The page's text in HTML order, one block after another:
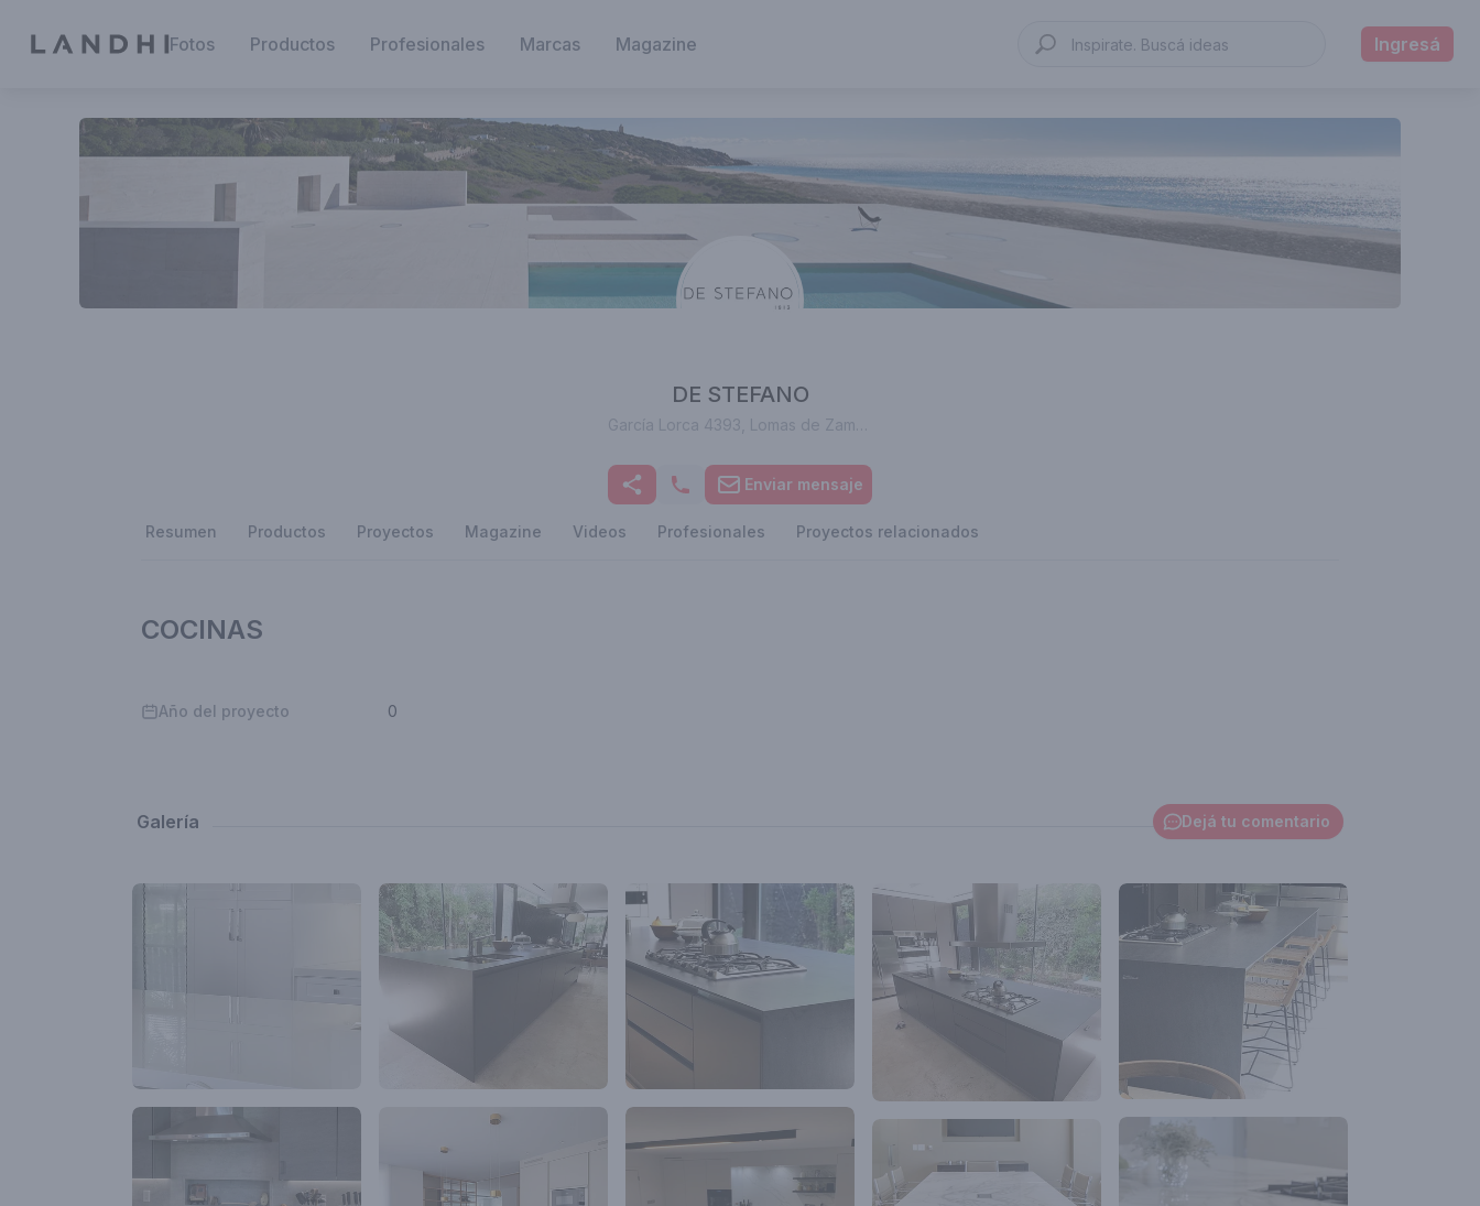
Fotos Productos Profesionales Marcas Magazine Ingresá
DE STEFANO
Enviar mensaje
Resumen Productos Proyectos Magazine Videos Profesionales Proyectos relacionados
COCINAS
Año del proyecto 0
Galería Dejá tu comentario